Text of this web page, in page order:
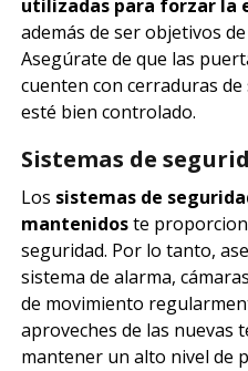
utilizadas para forzar la
además de ser objetivos
Asegúrate de que las
cuenten con cerraduras de
esté bien controlado.
Sistemas de
Los sistemas de
mantenidoste
seguridad. Por lo tanto,
sistema de alarma,
de movimiento
aproveches de las nuevas
mantener un alto nivel de